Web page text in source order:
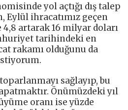
yol açtığı dış talep
Eylül ihracatımız geçen
4,8 artarak 16 milyar doları
tarihindeki en
rakamı olduğunu da
sağlayıp, bu
Önümüzdeki yıl
oranı ise yüzde